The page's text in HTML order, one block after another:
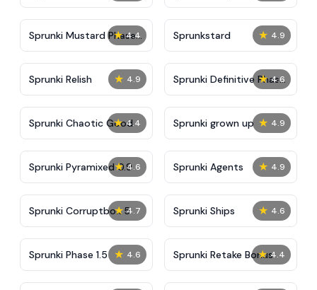
★ 4.4
Sprunki Mustard Phase
2
★ 4.9
Sprunkstard
★ 4.9
Sprunki Relish ★ 4.6
Sprunki Definitive Phase
7
★ 4.4
Sprunki Chaotic Good ★ 4.9
Sprunki grown up
★ 4.6
Sprunki Pyramixed 0.9 ★ 4.9
Sprunki Agents
★ 4.7
Sprunki Corruptbox 5 ★ 4.6
Sprunki Ships
★ 4.6
Sprunki Phase 1.5 ★ 4.4
Sprunki Retake Bonus